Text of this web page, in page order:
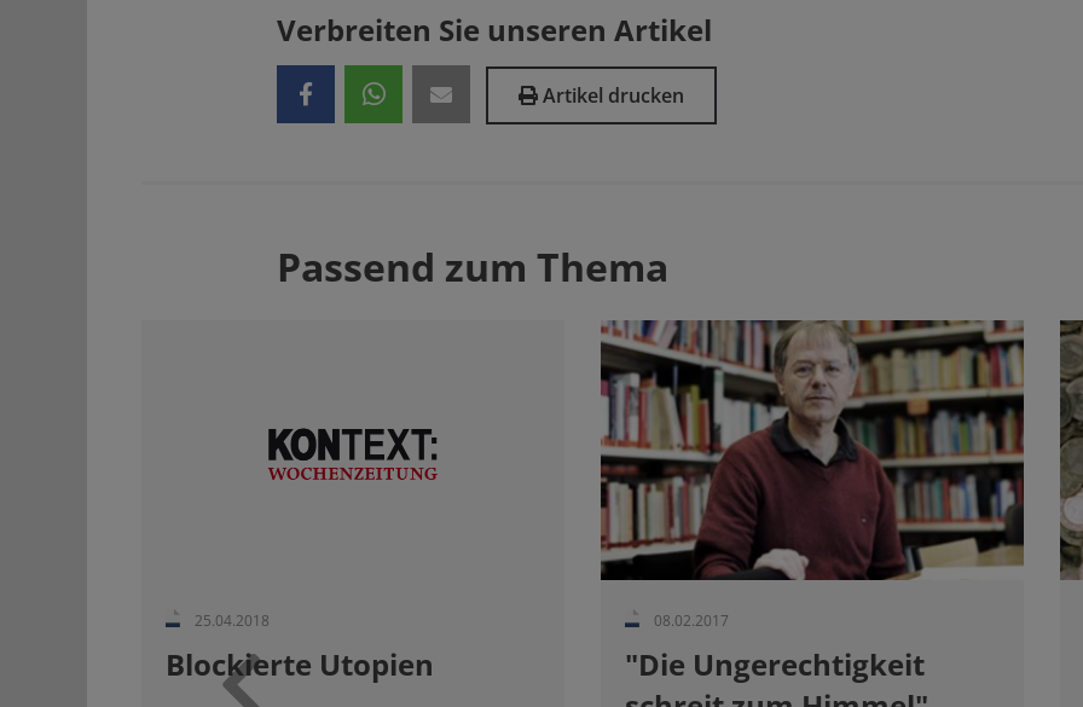
Verbreiten Sie unseren Artikel
Artikel drucken
Passend zum Thema
25.04.2018
Blockierte Utopien
08.02.2017
"Die Ungerechtigkeit